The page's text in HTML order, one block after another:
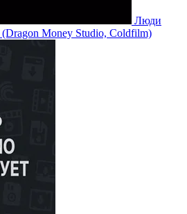
Люди
(Dragon Money Studio, Coldfilm)